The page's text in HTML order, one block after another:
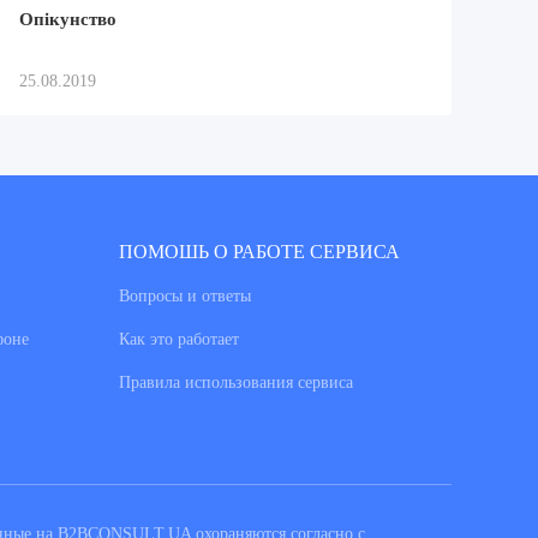
Опікунство
25.08.2019
ПОМОШЬ О РАБОТЕ СЕРВИСА
Вопросы и ответы
Как это работает
Правила использования сервиса
на B2BCONSULT.UA охораняются согласно с